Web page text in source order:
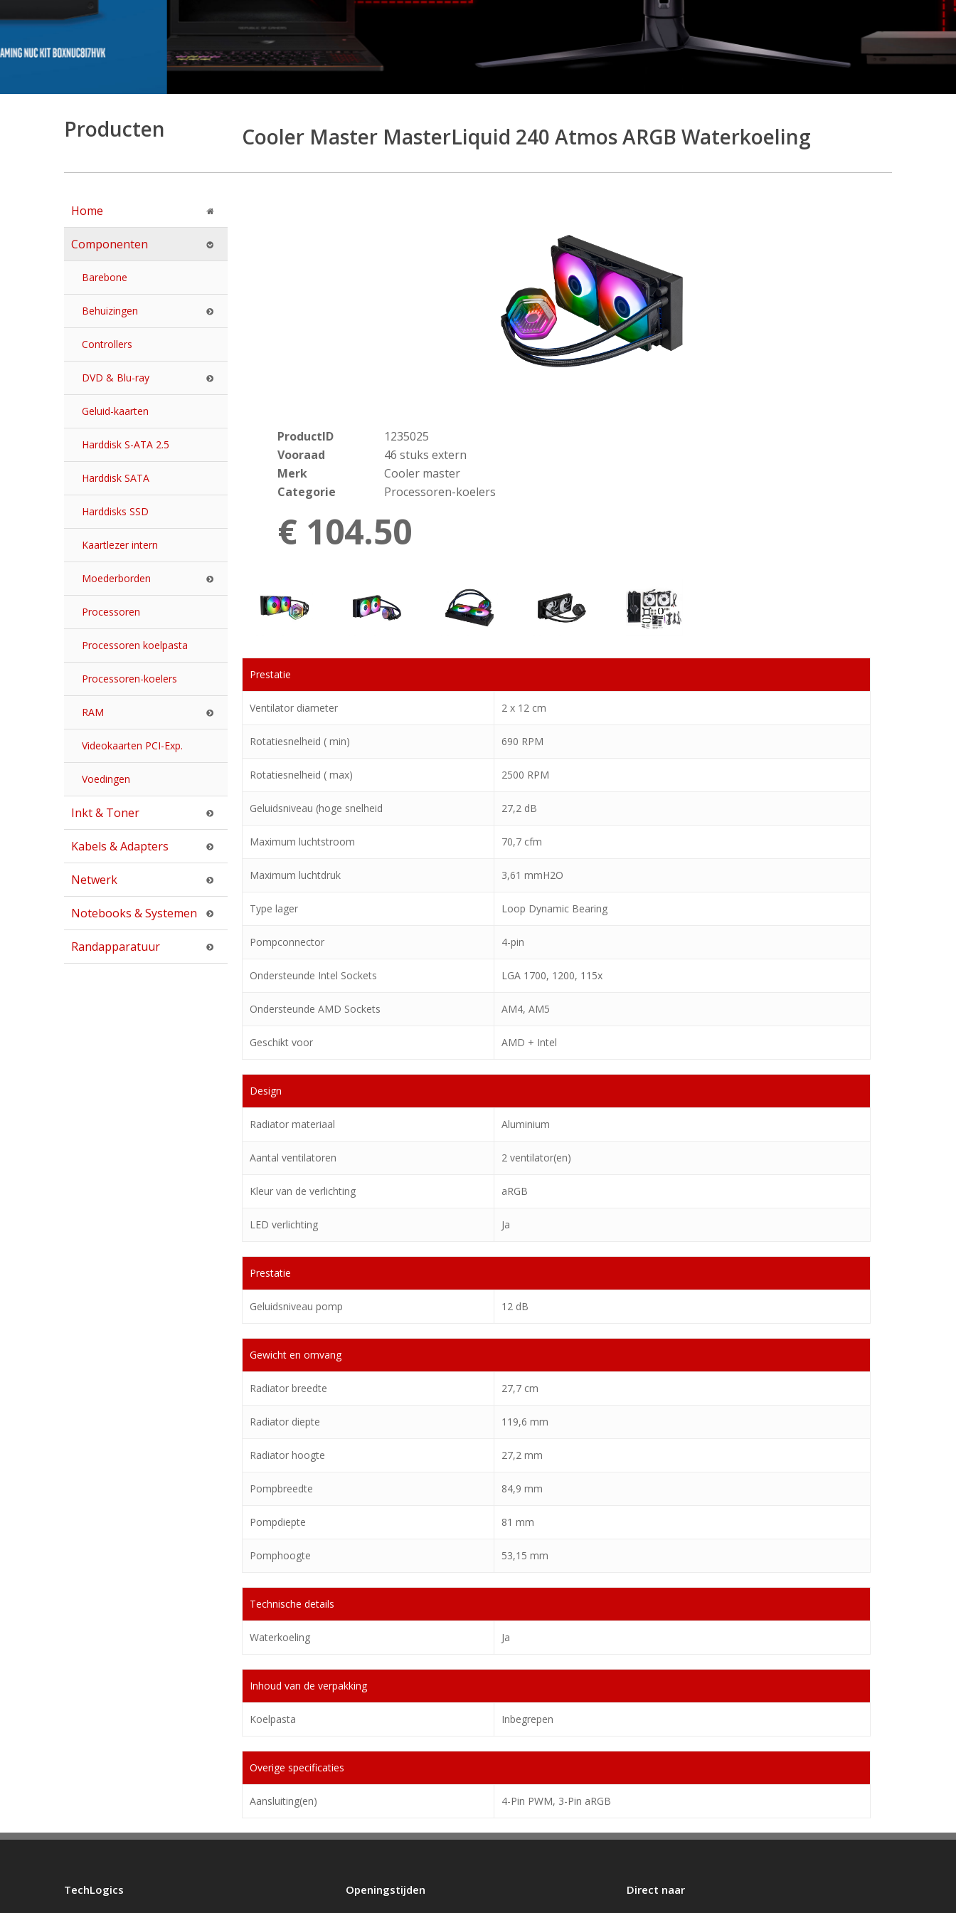
Producten
Home
Componenten
Barebone
Behuizingen
Controllers
DVD & Blu-ray
Geluid-kaarten
Harddisk S-ATA 2.5
Harddisk SATA
Harddisks SSD
Kaartlezer intern
Moederborden
Processoren
Processoren koelpasta
Processoren-koelers
RAM
Videokaarten PCI-Exp.
Voedingen
Inkt & Toner
Kabels & Adapters
Netwerk
Notebooks & Systemen
Randapparatuur
Cooler Master MasterLiquid 240 Atmos ARGB Waterkoeling
ProductID
1235025
Vooraad
46 stuks extern
Merk
Cooler master
Categorie
Processoren-koelers
€ 104.50
Prestatie
Ventilator diameter 2 x 12 cm
Rotatiesnelheid ( min) 690 RPM
Rotatiesnelheid ( max) 2500 RPM
Geluidsniveau (hoge snelheid 27,2 dB
Maximum luchtstroom 70,7 cfm
Maximum luchtdruk 3,61 mmH2O
Type lager Loop Dynamic Bearing
Pompconnector 4-pin
Ondersteunde Intel Sockets LGA 1700, 1200, 115x
Ondersteunde AMD Sockets AM4, AM5
Geschikt voor AMD + Intel
Design
Radiator materiaal Aluminium
Aantal ventilatoren 2 ventilator(en)
Kleur van de verlichting aRGB
LED verlichting Ja
Prestatie
Geluidsniveau pomp 12 dB
Gewicht en omvang
Radiator breedte 27,7 cm
Radiator diepte 119,6 mm
Radiator hoogte 27,2 mm
Pompbreedte 84,9 mm
Pompdiepte 81 mm
Pomphoogte 53,15 mm
Technische details
Waterkoeling Ja
Inhoud van de verpakking
Koelpasta Inbegrepen
Overige specificaties
Aansluiting(en) 4-Pin PWM, 3-Pin aRGB
TechLogics Openingstijden Direct naar